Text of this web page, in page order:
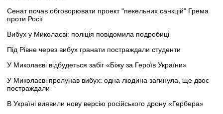
Сенат почав обговорювати проект "пекельних санкцій" Грема
проти Росії
Вибух у Миколаєві: поліція повідомила подробиці
Під Рівне через вибух гранати постраждали студенти
У Миколаєві відбудеться забіг «Біжу за Героїв України»
У Миколаєві пролунав вибух: одна людина загинула, ще двоє
постраждали
В Україні виявили нову версію російського дрону «Гербера»